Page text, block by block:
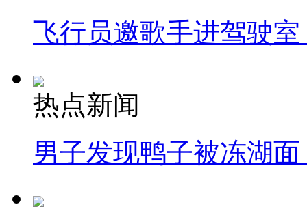
飞行员邀歌手进驾驶
热点新闻
男子发现鸭子被冻湖